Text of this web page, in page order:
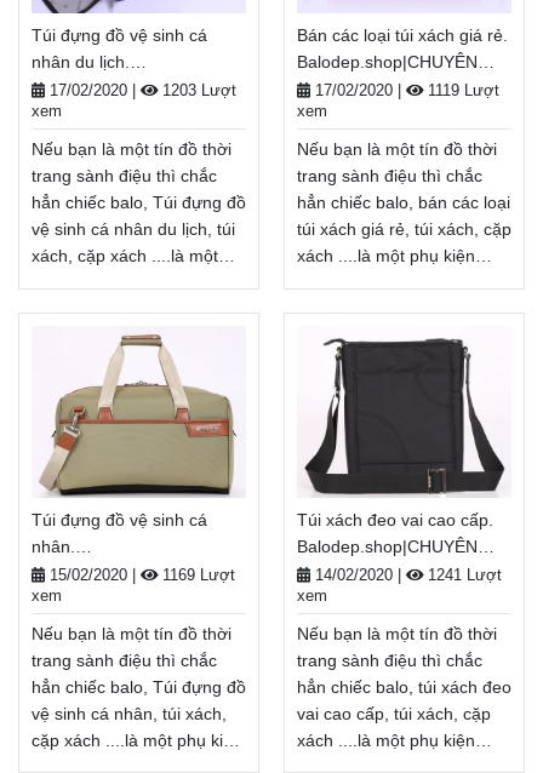
thẩm mĩ của mỗi người.
Balodep.shop|Chuyên bán
các loại túi xách giá
sỉ, Balo-Túi xách. Giao
hàng toàn quốc, Miễn phí
đổi trả hàng, thanh toán
tiền khi nhận hàng
Xem thêm
thẩm mĩ của mỗi người.
Balodep.shop|Chuyên bán
các loại túi xách giá rẻ
nhất, Balo-Túi xách. Giao
hàng toàn quốc, Miễn phí
đổi trả hàng, thanh toán
tiền khi nhận hàng
Xem thêm
Túi đựng đồ vệ sinh cá
nhân du lịch.
Balodep.shop|CHUYÊN
BALO-TÚI XÁCH–VALI ĐẸP
17/02/2020
1203 Lượt
xem
Nếu bạn là một tín đồ thời
trang sành điệu thì chắc
hẳn chiếc balo, Túi đựng đồ
vệ sinh cá nhân du lịch, túi
xách, cặp xách ....là một
Túi đựng đồ vệ sinh cá
nhân du lịch không chỉ là
một vật dụng cần thiết để
mang theo giày, bảo
quản đồ dùng cá nhân...
mà còn là một phụ kiện thời
trang giúp tôn lên cá tính
của mỗi người.
Balodep.shop|Chuyên Túi
đựng đồ vệ sinh cá nhân du
lịch, Balo-Túi xách. Giao
hàng toàn quốc, Miễn phí
đổi trả hàng, thanh toán
tiền khi nhận hàng
Xem thêm
Bán các loại túi xách giá rẻ.
Balodep.shop|CHUYÊN
BALO-TÚI XÁCH–VALI ĐẸP
17/02/2020
1119 Lượt
xem
Nếu bạn là một tín đồ thời
trang sành điệu thì chắc
hẳn chiếc balo, bán các loại
túi xách giá rẻ, túi xách, cặp
xách ....là một phụ kiện
loại túi xách giá rẻ không
chỉ là một vật dụng cần
thiết để mang
theo giày, bảo quản đồ
dùng cá nhân... mà còn là
một phụ kiện thời trang
giúp tôn lên cá tính, gu
thẩm mĩ của mỗi người.
Balodep.shop|Chuyên bán
các loại túi xách giá
rẻ, Balo-Túi xách. Giao
hàng toàn quốc, Miễn phí
đổi trả hàng, thanh toán
tiền khi nhận hàng
Xem thêm
Túi đựng đồ vệ sinh cá
nhân.
Balodep.shop|CHUYÊN
BALO-TÚI XÁCH–VALI ĐẸP
15/02/2020
1169 Lượt
xem
Nếu bạn là một tín đồ thời
trang sành điệu thì chắc
hẳn chiếc balo, Túi đựng đồ
vệ sinh cá nhân, túi xách,
cặp xách ....là một phụ kiện
Túi xách đeo vai cao cấp.
Balodep.shop|CHUYÊN
BALO-TÚI XÁCH–VALI ĐẸP
14/02/2020
1241 Lượt
xem
Nếu bạn là một tín đồ thời
trang sành điệu thì chắc
hẳn chiếc balo, túi xách đeo
vai cao cấp, túi xách, cặp
xách ....là một phụ kiện